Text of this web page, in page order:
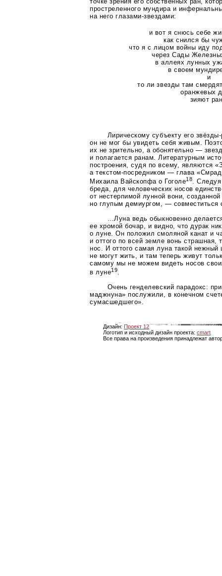
простреленного мундира и
на негоглазами-звездами:
и вот я снюсь себе
как снился бы
что я с лицом войны иду
через Сады
в аллеях лунных
в своем
и
то ли звезды там
оранжевых
зияют
Лирическому субъекту его
он не мог бы увидеть себя живым.
их не зрительно, а обонятельно —
и полагается ранам. Литературным
построения, судя по всему, являются
атекстом-посредником — глава
Михаила Вайскопфа о Гоголе18. Следуя
бреда, для человеческих носов
от нестерпимой лунной вони,
но глупым демиургом, — совместиться
…Луна ведь обыкновенно
ее хромой бочар, и видно, что дурак
о луне. Он положил смоляной канат и
и оттого по всей земле вонь страшная,
нос. И оттого самая луна такой
не могут жить, и там теперь живут
самому мы не можем видеть носов
в луне19.
Очень генделевский парадокс:
маджнуна» послужили, в конечном
сумасшедшего».
Дизайн: Проект 12
Логотип и исходный дизайн проекта: cmart
Все права на произведения принадлежат